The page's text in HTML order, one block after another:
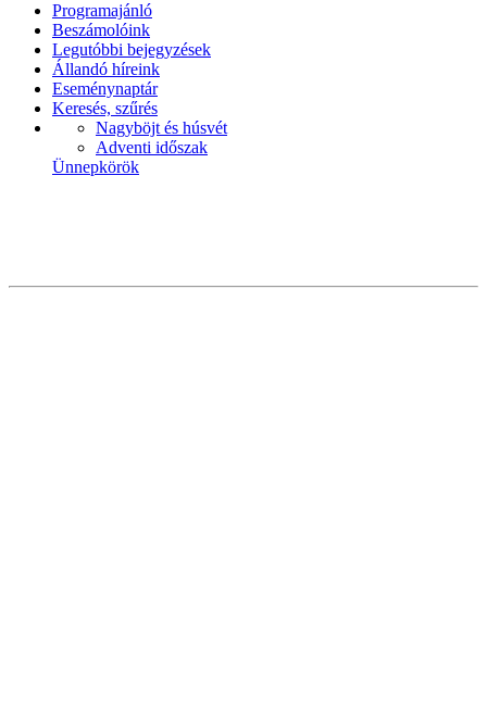
Programajánló
Beszámolóink
Legutóbbi bejegyzések
Állandó híreink
Eseménynaptár
Keresés, szűrés
Nagyböjt és húsvét
Adventi időszak
Ünnepkörök